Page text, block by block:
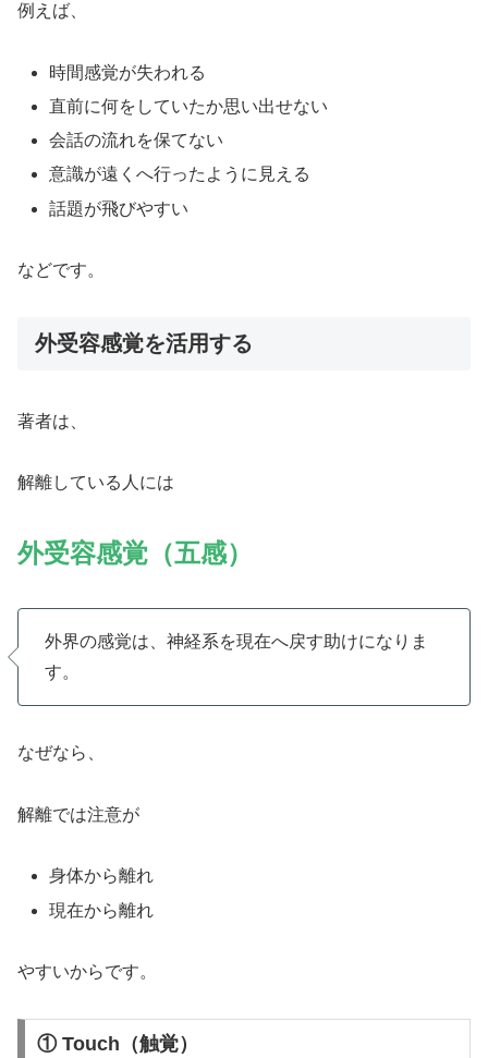
例えば、
時間感覚が失われる
直前に何をしていたか思い出せない
会話の流れを保てない
意識が遠くへ行ったように見える
話題が飛びやすい
などです。
外受容感覚を活用する
著者は、
解離している人には
外受容感覚（五感）
外界の感覚は、神経系を現在へ戻す助けになりま
す。
なぜなら、
解離では注意が
身体から離れ
現在から離れ
やすいからです。
① Touch（触覚）